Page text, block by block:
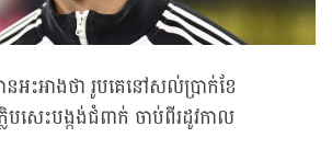
អះអាងថា រូបគេនៅសល់ប្រាក់ខែ
សេះបង្កង់ជំពាក់ ចាប់ពីរដូវកាល